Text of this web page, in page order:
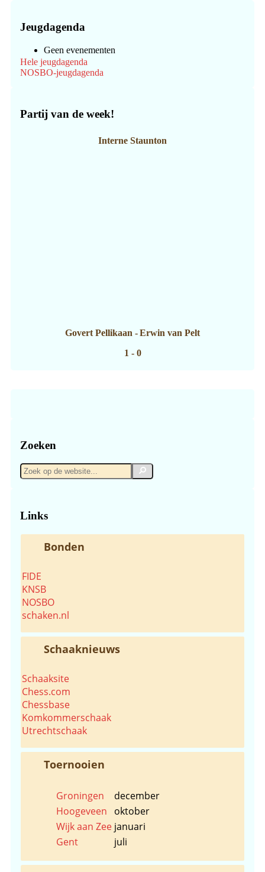
Jeugdagenda
Geen evenementen
Hele jeugdagenda
NOSBO-jeugdagenda
Partij van de week!
Interne Staunton
Govert Pellikaan - Erwin van Pelt
1 - 0
Zoeken
Zoek
op
Zoek
Links
Bonden
FIDE
KNSB
NOSBO
schaken.nl
Schaaknieuws
Schaaksite
Chess.com
Chessbase
Komkommerschaak
Utrechtschaak
Toernooien
Groningen
december
Hoogeveen
oktober
Wijk aan Zee januari
Gent
juli